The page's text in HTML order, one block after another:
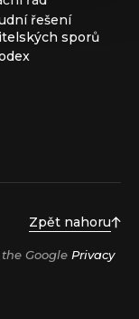
řešení
sporů
Zpět nahoru
Google Privacy